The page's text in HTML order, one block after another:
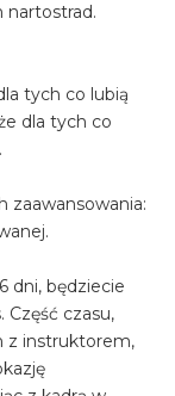
tych co lubią
dla tych co
zaawansowania:
dni, będziecie
Część czasu,
z instruktorem,